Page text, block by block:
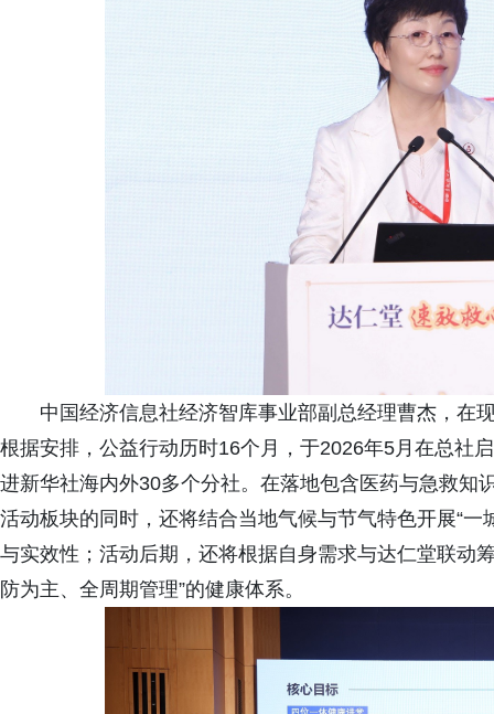
中国经济信息社经济智库事业部副总经理曹杰，在
根据安排，公益行动历时16个月，于2026年5月在总社
进新华社海内外30多个分社。在落地包含医药与急救知
活动板块的同时，还将结合当地气候与节气特色开展“
与实效性；活动后期，还将根据自身需求与达仁堂联动
防为主、全周期管理”的健康体系。